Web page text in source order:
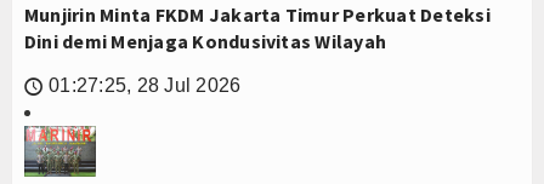
Munjirin Minta FKDM Jakarta Timur Perkuat Deteksi
Dini demi Menjaga Kondusivitas Wilayah
🕔 01:27:25, 28 Jul 2026